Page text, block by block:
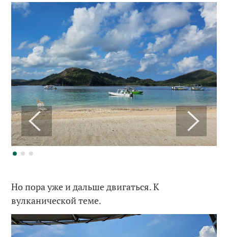
Но пора уже и дальше двигаться. К
вулканической теме.